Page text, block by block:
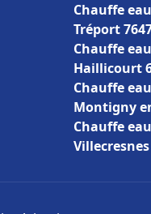
Chauffe
Tréport
Chauffe
Haillicourt
Chauffe
Montigny
Chauffe
Villecresnes